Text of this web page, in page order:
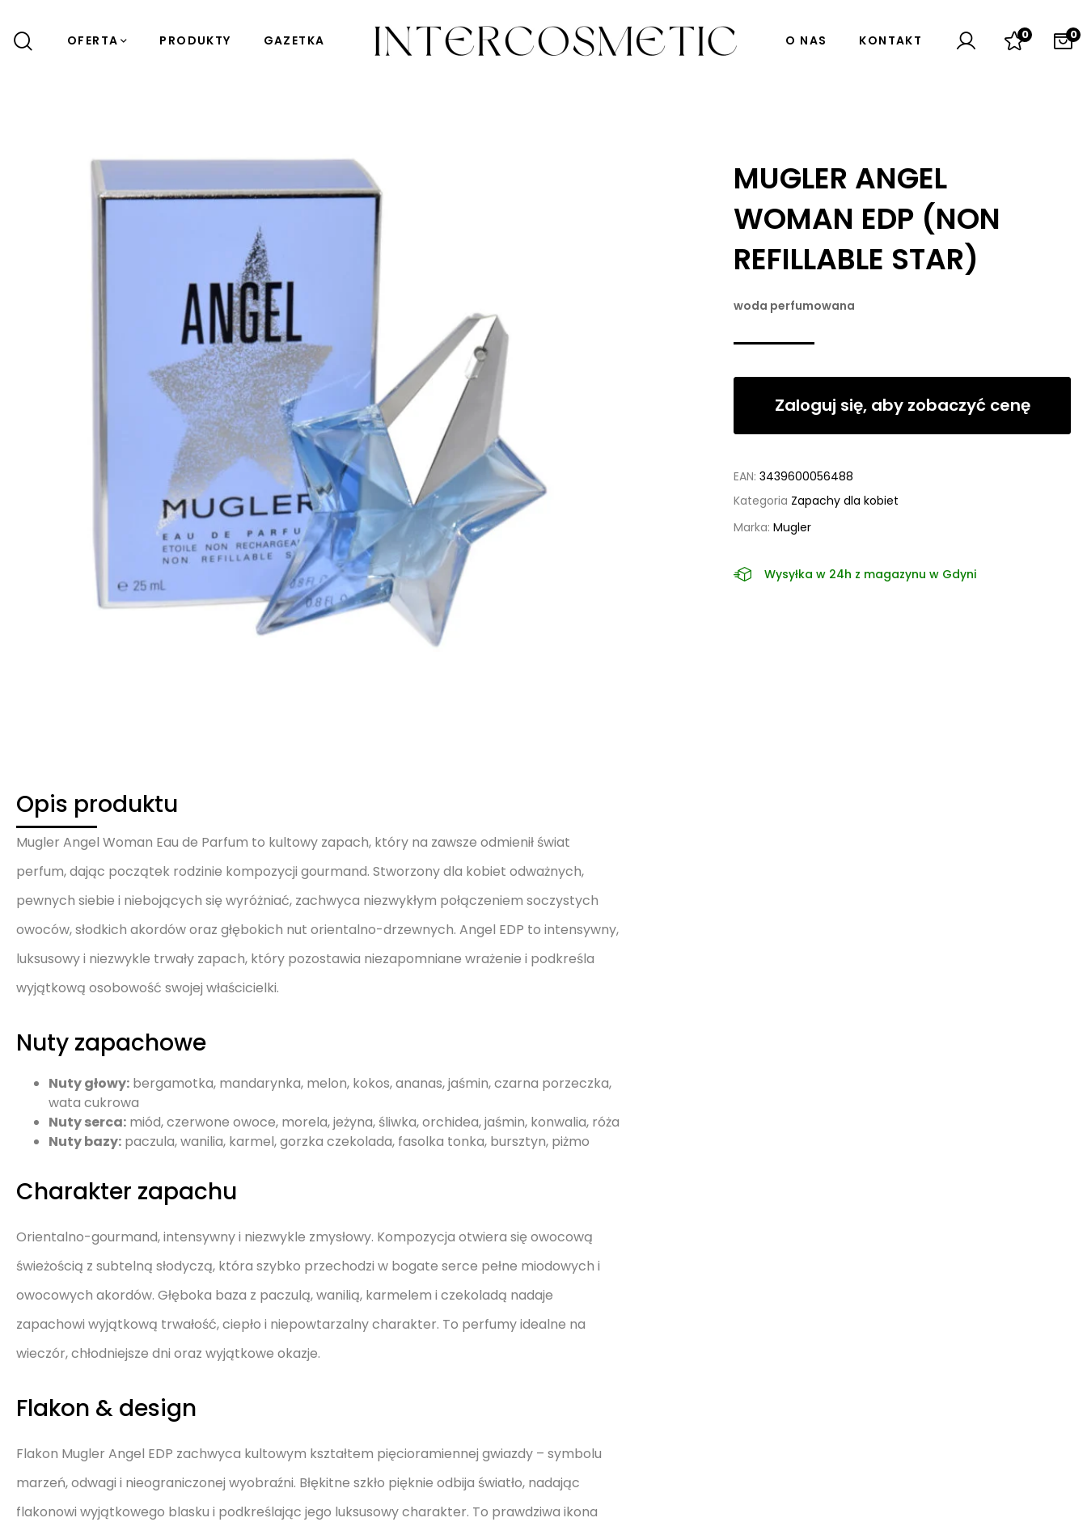
OFERTA PRODUKTY GAZETKA O NAS KONTAKT 0 0
Opis produktu
Mugler Angel Woman Eau de Parfum to kultowy zapach, który na zawsze odmienił świat
perfum, dając początek rodzinie kompozycji gourmand. Stworzony dla kobiet odważnych,
pewnych siebie i niebojących się wyróżniać, zachwyca niezwykłym połączeniem soczystych
owoców, słodkich akordów oraz głębokich nut orientalno-drzewnych. Angel EDP to intensywny,
luksusowy i niezwykle trwały zapach, który pozostawia niezapomniane wrażenie i podkreśla
wyjątkową osobowość swojej właścicielki.
Nuty zapachowe
Nuty głowy: bergamotka, mandarynka, melon, kokos, ananas, jaśmin, czarna porzeczka,
wata cukrowa
Nuty serca: miód, czerwone owoce, morela, jeżyna, śliwka, orchidea, jaśmin, konwalia, róża
Nuty bazy: paczula, wanilia, karmel, gorzka czekolada, fasolka tonka, bursztyn, piżmo
Charakter zapachu
Orientalno-gourmand, intensywny i niezwykle zmysłowy. Kompozycja otwiera się owocową
świeżością z subtelną słodyczą, która szybko przechodzi w bogate serce pełne miodowych i
owocowych akordów. Głęboka baza z paczulą, wanilią, karmelem i czekoladą nadaje
zapachowi wyjątkową trwałość, ciepło i niepowtarzalny charakter. To perfumy idealne na
wieczór, chłodniejsze dni oraz wyjątkowe okazje.
Flakon & design
Flakon Mugler Angel EDP zachwyca kultowym kształtem pięcioramiennej gwiazdy – symbolu
marzeń, odwagi i nieograniczonej wyobraźni. Błękitne szkło pięknie odbija światło, nadając
flakonowi wyjątkowego blasku i podkreślając jego luksusowy charakter. To prawdziwa ikona
MUGLER ANGEL
WOMAN EDP (NON
REFILLABLE STAR)
woda perfumowana
Zaloguj się, aby zobaczyć cenę
EAN:3439600056488
Kategoria Zapachy dla kobiet
Marka:Mugler
Wysyłka w 24h z magazynu w Gdyni